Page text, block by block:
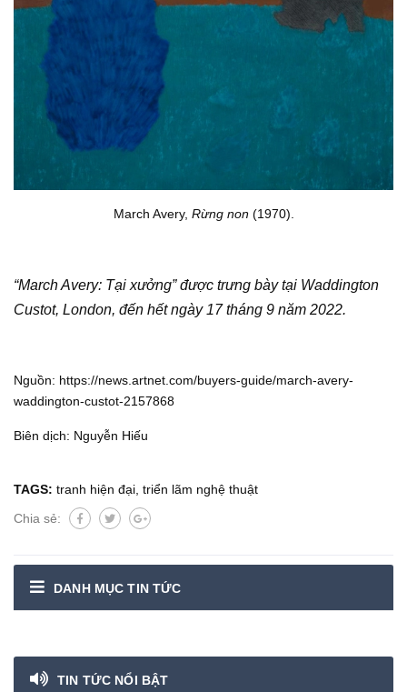
March Avery, Rừng non(1970).
“March Avery: Tại xưởng” được trưng bày tại Waddington
Custot, London, đến hết ngày 17 tháng 9 năm 2022.
Nguồn: https://news.artnet.com/buyers-guide/march-avery-
waddington-custot-2157868
Biên dịch: Nguyễn Hiếu
TAGS: tranh hiện đại triển lãm nghệ thuật
Chia sẻ:
DANH MỤC TIN TỨC
TIN TỨC NỔI BẬT